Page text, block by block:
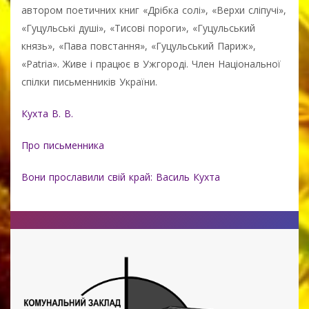
автором поетичних книг «Дрібка солі», «Верхи сліпучі»,
«Гуцульські душі», «Тисові пороги», «Гуцульський
князь», «Пава повстання», «Гуцульський Париж»,
«Patria». Живе і працює в Ужгороді. Член Національної
спілки письменників України.
Кухта В. В.
Про письменника
Вони прославили свій край: Василь Кухта